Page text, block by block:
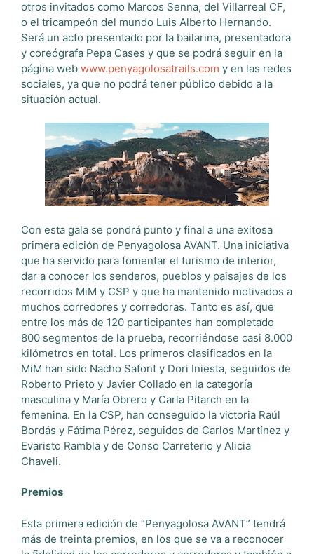
otros invitados como Marcos Senna, del Villarreal CF,
o el tricampeón del mundo Luis Alberto Hernando.
Será un acto presentado por la bailarina, presentadora
y coreógrafa Pepa Cases y que se podrá seguir en la
página web www.penyagolosatrails.com y en las redes
sociales, ya que no podrá tener público debido a la
situación actual.
Con esta gala se pondrá punto y final a una exitosa
primera edición de Penyagolosa AVANT. Una iniciativa
que ha servido para fomentar el turismo de interior,
dar a conocer los senderos, pueblos y paisajes de los
recorridos MiM y CSP y que ha mantenido motivados a
muchos corredores y corredoras. Tanto es así, que
entre los más de 120 participantes han completado
800 segmentos de la prueba, recorriéndose casi 8.000
kilómetros en total. Los primeros clasificados en la
MiM han sido Nacho Safont y Dori Iniesta, seguidos de
Roberto Prieto y Javier Collado en la categoría
masculina y María Obrero y Carla Pitarch en la
femenina. En la CSP, han conseguido la victoria Raúl
Bordás y Fátima Pérez, seguidos de Carlos Martínez y
Evaristo Rambla y de Conso Carreterio y Alicia
Chaveli.
Premios
Esta primera edición de “Penyagolosa AVANT” tendrá
más de treinta premios, en los que se va a reconocer